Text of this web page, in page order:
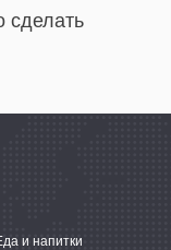
сделать
и напитки